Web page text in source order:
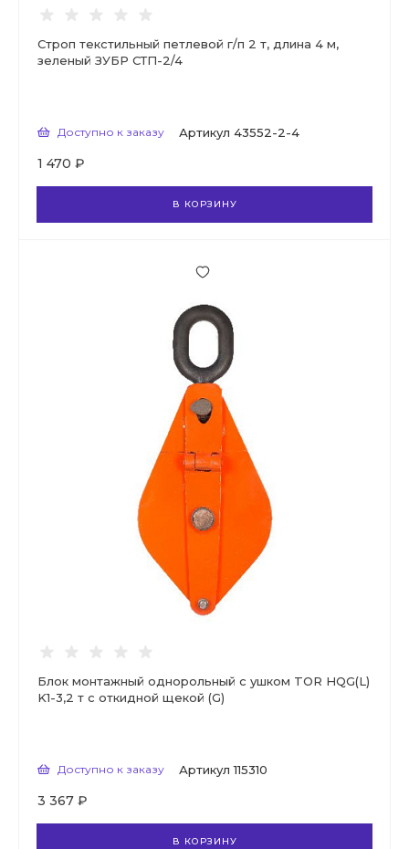
Строп текстильный петлевой г/п 2 т, длина 4 м,
зеленый ЗУБР СТП-2/4
Доступно к заказу Артикул 43552-2-4
1 470 ₽
В КОРЗИНУ
Блок монтажный однорольный с ушком TOR HQG(L)
K1-3,2 т с откидной щекой (G)
Доступно к заказу Артикул 115310
3 367 ₽
В КОРЗИНУ